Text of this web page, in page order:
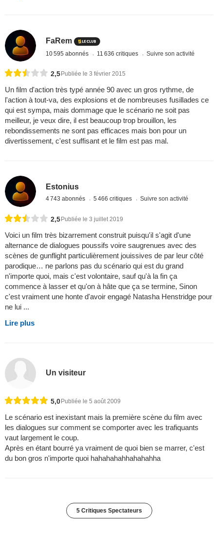
FaRem
10 595 abonnés 11 636 critiques Suivre son activité
2,5Publiée le 3 février 2015
Un film d'action très typé année 90 avec un gros rythme, de
l'action à tout-va, des explosions et de nombreuses fusillades ce
qui est sympa, mais dommage que le scénario ne soit pas
meilleur, je veux dire, il est beaucoup trop brouillon, les
rebondissements ne sont pas efficaces mais bon pour un
divertissement, c'est suffisant et le film est pas mal.
Estonius
4 743 abonnés 5 466 critiques Suivre son activité
2,5 Publiée le 3 juillet 2019
Voici un film très bizarrement construit puisqu'il s'agit d'une
alternance de dialogues poussifs voire saugrenues avec des
scènes de gunflight particulièrement jouissives de par leur côté
parodique… ne parlons pas du scénario qui est du grand
n'importe quoi, mais c'est volontaire, sauf qu'à la fin ça
commence à lasser et qu'on à hâte que ça se termine, Sinon
c'est vraiment une honte d'avoir engagé Natasha Henstridge pour
ne lui ...
Lire plus
Un visiteur
5,0 Publiée le 5 août 2009
Le scénario est inexistant mais la première scène du film avec
les dialogues sur comment se comporter avec les trafiquants
vaut largement le coup.
Après en étant bourré ya vraiment de quoi bien se marrer, c'est
du bon gros n'importe quoi hahahahahhahahahha
5 Critiques Spectateurs